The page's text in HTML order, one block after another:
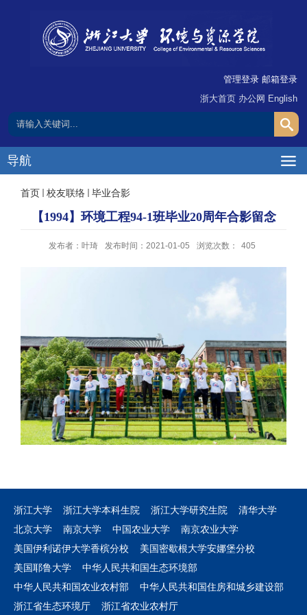
管理登录 邮箱登录
浙大首页 办公网 English
导航
首页 校友联络 毕业合影
【1994】环境工程94-1班毕业20周年合影留念
发布者：叶琦 发布时间：2021-01-05 浏览次数： 405
浙江大学 浙江大学本科生院 浙江大学研究生院
清华大学
北京大学
南京大学 中国农业大学
南京农业大学
美国伊利诺伊大学香槟分校
美国密歇根大学安娜堡分校
美国耶鲁大学
中华人民共和国生态环境部
中华人民共和国农业农村部
中华人民共和国住房和城乡建设部
浙江省生态环境厅
浙江省农业农村厅